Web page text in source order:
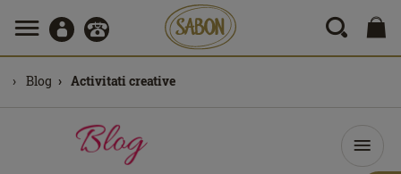
Blog Activitati creative